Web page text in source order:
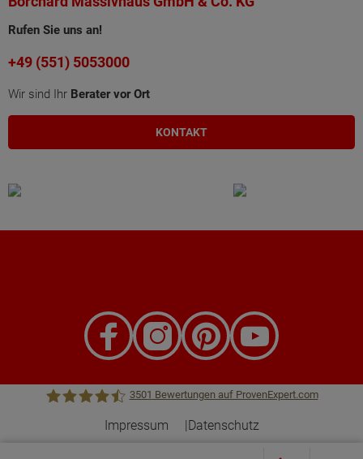
Rufen Sie uns an!
+49 (551) 5053000
Wir sind Ihr Berater vor Ort
KONTAKT
3501 Bewertungen auf ProvenExpert.com
Impressum Datenschutz